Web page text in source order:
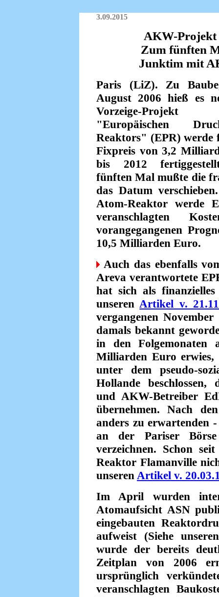
3.09.2015
AKW-Projekt
Zum fünften
Junktim mit
Paris (LiZ). Zu
August 2006 hieß es
Vorzeige-
"Europäischen
Reaktors" (EPR) werde
Fixpreis von 3,2
bis 2012
fünften Mal mußte die
das Datum
Atom-Reaktor werde
veranschlagten
vorangegangenen
10,5 Milliarden Euro.
Auch das ebenfalls
Areva verantwortete
hat sich als finanzielles
unseren Artikel v.
vergangenen
damals bekannt
in den Folgemonaten
Milliarden Euro erwies,
unter dem pseudo-
Hollande beschlossen,
und AKW-Betreiber
übernehmen. Nach
anders zu erwartenden
an der Pariser
verzeichnen. Schon
Reaktor Flamanville
unseren Artikel v.
Im April wurden
Atomaufsicht ASN
eingebauten
aufweist (Siehe
wurde der bereits
Zeitplan von 2006
ursprünglich
veranschlagten